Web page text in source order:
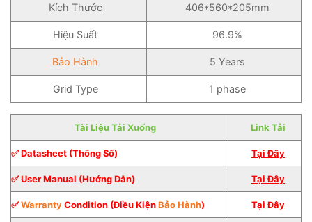
Kích Thước 406*560*205mm
Hiệu Suất 96.9%
Bảo Hành 5 Years
Grid Type 1 phase
Tài Liệu Tải Xuống Link Tải
✅ Datasheet (Thông Số) Tại Đây
✅ User Manual (Hướng Dẫn) Tại Đây
✅WarrantyCondition (Điều KiệnBảo Hành) TạiĐây